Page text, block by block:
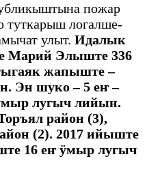
пожар
логалше-
улыт. Идалык
Марий Элыште 336
жапыште –
Эн шуко – 5 еҥ –
лугыч лийын.
район (3),
(2). 2017 ийыште
16 еҥ ӱмыр лугыч